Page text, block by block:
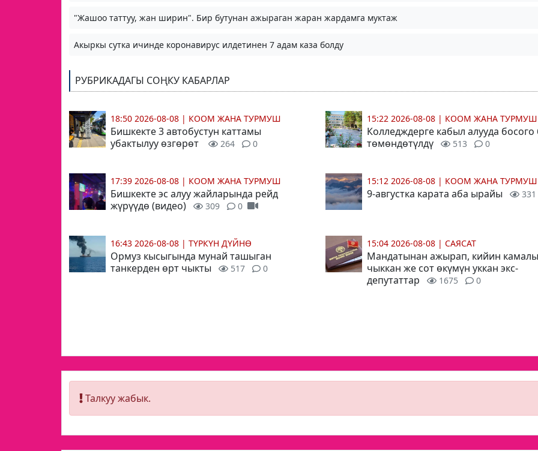
"Жашоо таттуу, жан ширин". Бир бутунан ажыраган жаран жардамга муктаж
Акыркы сутка ичинде коронавирус илдетинен 7 адам каза болду
РУБРИКАДАГЫ СОҢКУ КАБАРЛАР
18:50 2026-08-08 | КООМ ЖАНА ТУРМУШ
Бишкекте 3 автобустун каттамы
убактылуу өзгөрөт
264 0
17:39 2026-08-08 | КООМ ЖАНА ТУРМУШ
Бишкекте эс алуу жайларында рейд
жүрүүдө (видео)
309 0
16:43 2026-08-08 | ТҮРКҮН ДҮЙНӨ
Ормуз кысыгында мунай ташыган
танкерден өрт чыкты
517 0
15:22 2026-08-08 | КООМ ЖАНА ТУРМУШ
Колледждерге кабыл алууда босого
төмөндөтүлдү
513 0
15:12 2026-08-08 | КООМ ЖАНА ТУРМУШ
9-августка карата аба ырайы 331
15:04 2026-08-08 | САЯСАТ
Мандатынан ажырап, кийин
чыккан же сот өкүмүн уккан экс-
депутаттар
1675 0
Талкуу жабык.